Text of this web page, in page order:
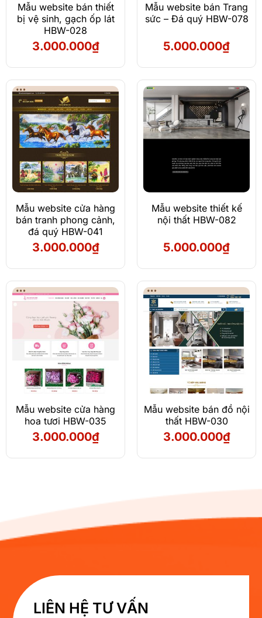
Mẫu website bán thiết
bị vệ sinh, gạch ốp lát
HBW-028
3.000.000₫
Mẫu website bán Trang
sức – Đá quý HBW-078
5.000.000₫
Mẫu website cửa hàng
bán tranh phong cảnh,
đá quý HBW-041
3.000.000₫
Mẫu website thiết kế
nội thất HBW-082
5.000.000₫
Mẫu website cửa hàng
hoa tươi HBW-035
3.000.000₫
Mẫu website bán đồ nội
thất HBW-030
3.000.000₫
LIÊN HỆ TƯ VẤN